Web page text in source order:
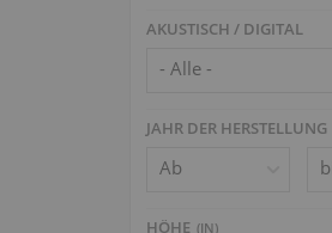
AKUSTISCH / DIGITAL
JAHR DER HERSTELLUNG
HÖHE (IN)